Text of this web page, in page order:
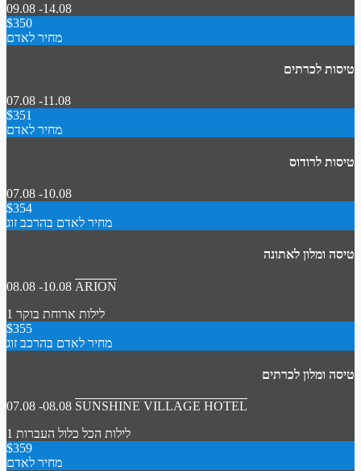
09.08 -14.08
$350
מחיר לאדם
טיסות לכרתים
07.08 -11.08
$351
מחיר לאדם
טיסות לרודוס
07.08 -10.08
$354
מחיר לאדם בהרכב זוג
טיסה ומלון לאתונה
08.08 -10.08 ARION
1 לילות ארוחת בוקר
$355
מחיר לאדם בהרכב זוג
טיסה ומלון לכרתים
07.08 -08.08 SUNSHINE VILLAGE HOTEL
1 לילות הכל כלול העברות
$359
מחיר לאדם